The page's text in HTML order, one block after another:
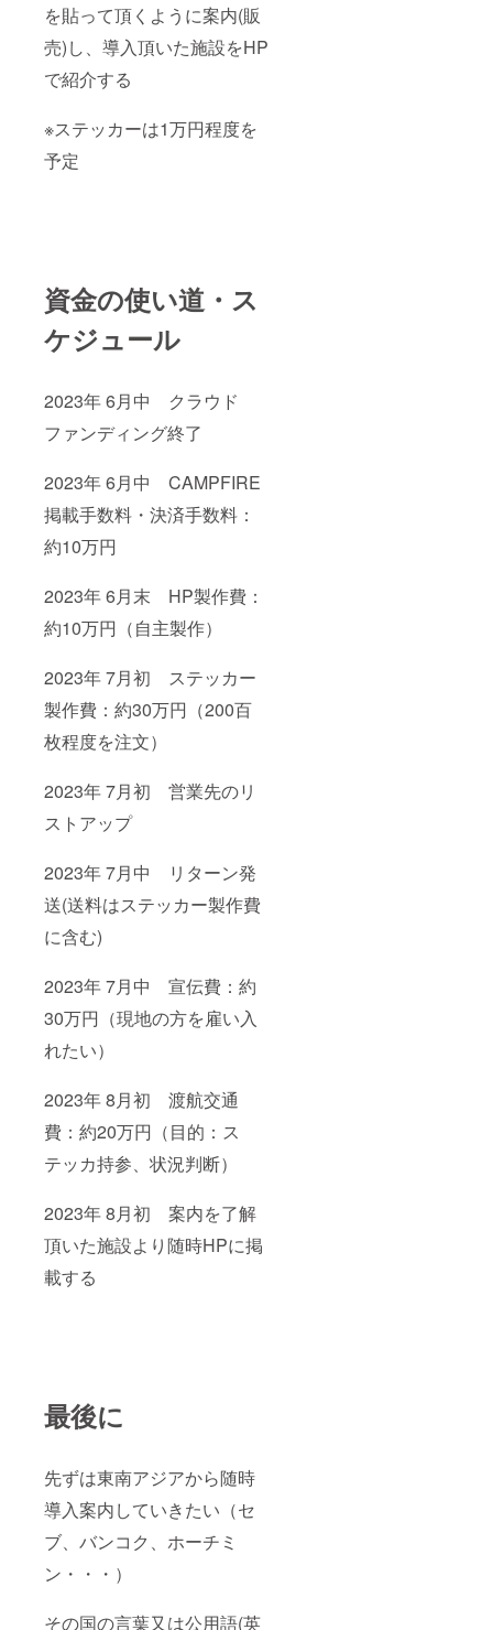
を貼って頂くように案内(販
売)し、導入頂いた施設をHP
で紹介する
※ステッカーは1万円程度を
予定
資金の使い道・ス
ケジュール
2023年 6月中 クラウド
ファンディング終了
2023年 6月中 CAMPFIRE
掲載手数料・決済手数料：
約10万円
2023年 6月末 HP製作費：
約10万円（自主製作）
2023年 7月初 ステッカー
製作費：約30万円（200百
枚程度を注文）
2023年 7月初 営業先のリ
ストアップ
2023年 7月中 リターン発
送(送料はステッカー製作費
に含む)
2023年 7月中 宣伝費：約
30万円（現地の方を雇い入
れたい）
2023年 8月初 渡航交通
費：約20万円（目的：ス
テッカ持参、状況判断）
2023年 8月初 案内を了解
頂いた施設より随時HPに掲
載する
最後に
先ずは東南アジアから随時
導入案内していきたい（セ
ブ、バンコク、ホーチミ
ン・・・）
その国の言葉又は公用語(英